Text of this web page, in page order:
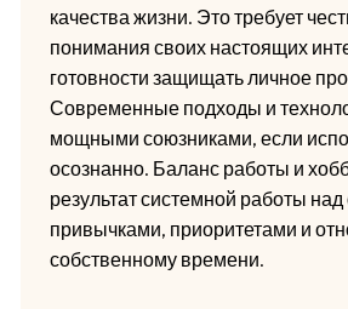
качества жизни. Это требует
понимания своих настоящих
готовности защищать личное
Современные подходы и
мощными союзниками, если
осознанно. Баланс работы и
результат системной работы
привычками, приоритетами и
собственному времени.